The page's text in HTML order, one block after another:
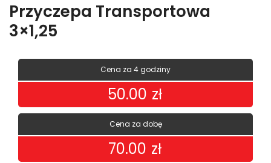
Przyczepa Transportowa
3×1,25
Cena za 4 godziny
50.00 zł
Cena za dobę
70.00 zł